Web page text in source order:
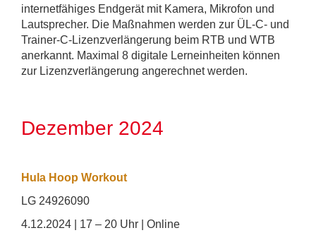
internetfähiges Endgerät mit Kamera, Mikrofon und
Lautsprecher. Die Maßnahmen werden zur ÜL-C- und
Trainer-C-Lizenzverlängerung beim RTB und WTB
anerkannt. Maximal 8 digitale Lerneinheiten können
zur Lizenzverlängerung angerechnet werden.
Dezember 2024
Hula Hoop Workout
LG 24926090
4.12.2024 | 17 – 20 Uhr | Online